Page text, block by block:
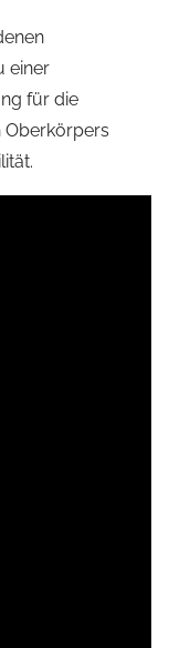
einer
für die
Oberkörpers